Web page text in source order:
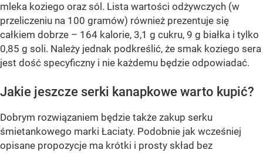
mleka koziego oraz sól. Lista wartości odżywczych (w
przeliczeniu na 100 gramów) również prezentuje się
całkiem dobrze – 164 kalorie, 3,1 g cukru, 9 g białka i tylko
0,85 g soli. Należy jednak podkreślić, że smak koziego sera
jest dość specyficzny i nie każdemu będzie odpowiadać.
Jakie jeszcze serki kanapkowe warto kupić?
Dobrym rozwiązaniem będzie także zakup serku
śmietankowego marki Łaciaty. Podobnie jak wcześniej
opisane propozycje ma krótki i prosty skład bez